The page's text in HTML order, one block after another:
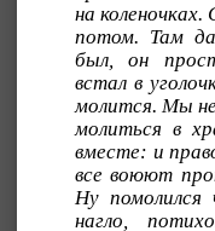
на
потом. Там
был, он
встал в
молится. Мы
молиться в
вместе: и
все воюют
Ну помолился
нагло,